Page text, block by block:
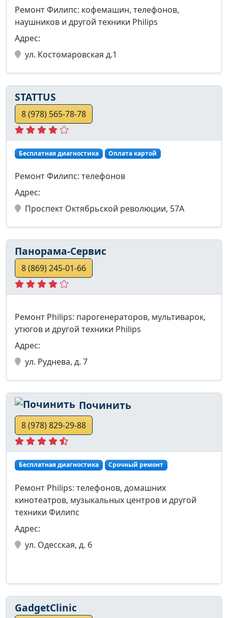
Ремонт Филипс: кофемашин, телефонов,
наушников и другой техники Philips
Адрес:
ул. Костомаровская д.1
STATTUS
8 (978) 565-78-78
Бесплатная диагностика Оплата картой
Ремонт Филипс: телефонов
Адрес:
Проспект Октябрьской революции, 57А
Панорама-Сервис
8 (869) 245-01-66
Ремонт Philips: парогенераторов, мультиварок,
утюгов и другой техники Philips
Адрес:
ул. Руднева, д. 7
Починить
8 (978) 829-29-88
Бесплатная диагностика Срочный ремонт
Ремонт Philips: телефонов, домашних
кинотеатров, музыкальных центров и другой
техники Филипс
Адрес:
ул. Одесская, д. 6
GadgetClinic